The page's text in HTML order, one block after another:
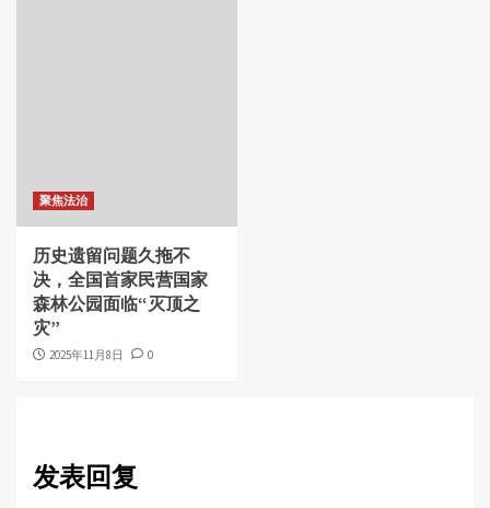
聚焦法治
历史遗留问题久拖不
决，全国首家民营国家
森林公园面临“灭顶之
灾”
2025年11月8日 0
发表回复